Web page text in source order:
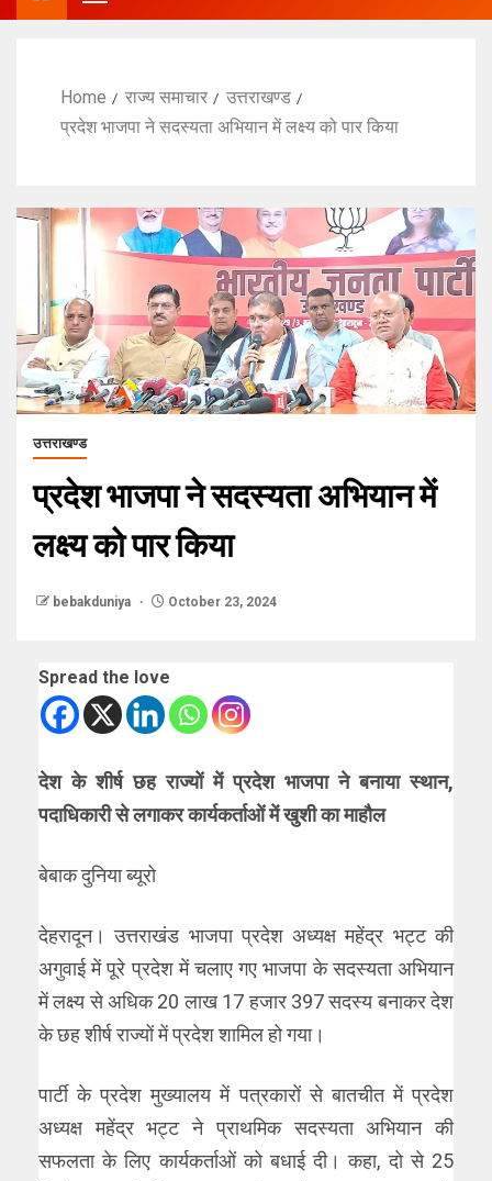
Home राज्य समाचार
उत्तराखण्ड
प्रदेश भाजपा ने सदस्यता अभियान में लक्ष्य को पार किया
उत्तराखण्ड
प्रदेश भाजपा ने सदस्यता अभियान में
लक्ष्य को पार किया
bebakduniya October 23, 2024
Spread the love
देश के शीर्ष छह राज्यों में प्रदेश भाजपा ने बनाया स्थान,
पदाधिकारी से लगाकर कार्यकर्ताओं में खुशी का माहौल
बेबाक दुनिया ब्यूरो
देहरादून। उत्तराखंड भाजपा प्रदेश अध्यक्ष महेंद्र भट्ट की
अगुवाई में पूरे प्रदेश में चलाए गए भाजपा के सदस्यता अभियान
में लक्ष्य से अधिक 20 लाख 17 हजार 397 सदस्य बनाकर देश
के छह शीर्ष राज्यों में प्रदेश शामिल हो गया।
पार्टी के प्रदेश मुख्यालय में पत्रकारों से बातचीत में प्रदेश
अध्यक्ष महेंद्र भट्ट ने प्राथमिक सदस्यता अभियान की
सफलता के लिए कार्यकर्ताओं को बधाई दी। कहा, दो से 25